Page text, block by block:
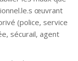
œuvrant
(police, service
sécurail, agent